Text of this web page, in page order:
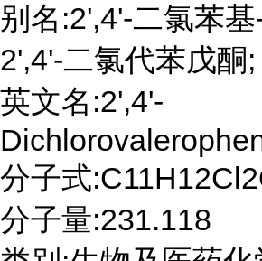
别名:2',4'-二氯苯
2',4'-二氯代苯戊酮;
英文名:2',4'-
分子式
分子量:231.118